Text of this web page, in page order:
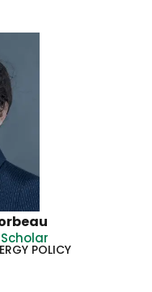
POLICY